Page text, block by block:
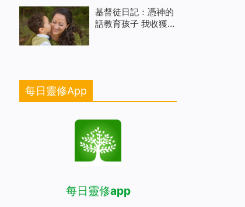
基督徒日記：憑神的
話教育孩子 我收獲太
每日靈修App
每日靈修app